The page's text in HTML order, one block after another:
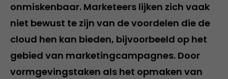
onmiskenbaar. Marketeers lijken zich vaak
niet bewust te zijn van de voordelen die de
cloud hen kan bieden, bijvoorbeeld op het
gebied van marketingcampagnes. Door
vormgevingstaken als het opmaken van